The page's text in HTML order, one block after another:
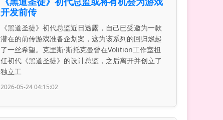
开发前传
《黑道圣徒》初代总监近日透露，自己已受邀为一款
潜在的前传游戏准备企划案，这为该系列的回归燃起
了一丝希望。克里斯·斯托克曼曾在Volition工作室担
任初代《黑道圣徒》的设计总监，之后离开并创立了
独立工
2026-05-24 04:15:02